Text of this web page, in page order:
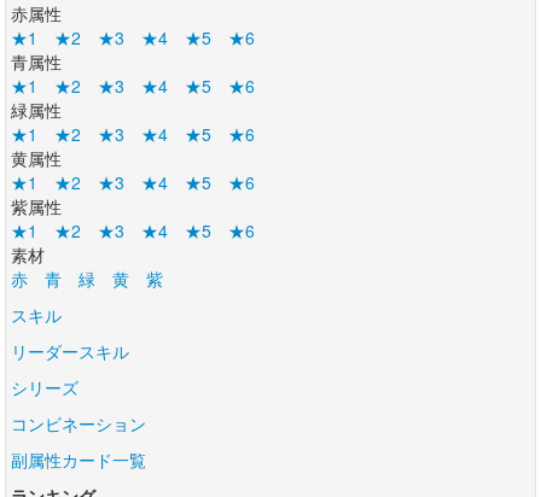
赤属性
★1
★2 ★3 ★4 ★5
★6
青属性
★1
★2 ★3 ★4 ★5
★6
緑属性
★1
★2 ★3 ★4 ★5
★6
黄属性
★1
★2 ★3 ★4 ★5
★6
紫属性
★1
★2 ★3 ★4 ★5
★6
素材
赤
青 緑 黄
紫
スキル
リーダースキル
シリーズ
コンビネーション
副属性カード一覧